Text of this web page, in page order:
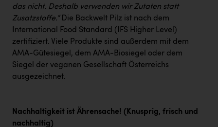
das nicht. Deshalb verwenden wir Zutaten statt
Zusatzstoffe.“Die Backwelt Pilz ist nach dem
International Food Standard (IFS Higher Level)
zertifiziert. Viele Produkte sind außerdem mit dem
AMA-Gütesiegel, dem AMA-Biosiegel oder dem
Siegel der veganen Gesellschaft Österreichs
ausgezeichnet.
Nachhaltigkeit ist Ährensache! (Knusprig, frisch und
nachhaltig)